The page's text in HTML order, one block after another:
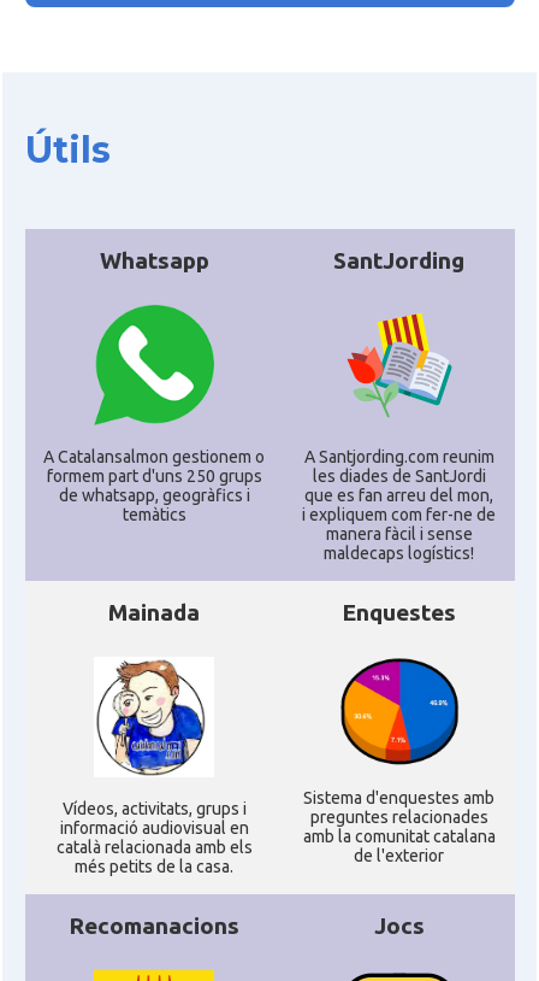
Útils
Whatsapp
A Catalansalmon gestionem o
formem part d'uns 250 grups
de whatsapp, geogràfics i
temàtics
SantJording
A Santjording.com reunim
les diades de SantJordi
que es fan arreu del mon,
i expliquem com fer-ne de
manera fàcil i sense
maldecaps logí­stics!
Mainada
Ví­deos, activitats, grups i
informació audiovisual en
català relacionada amb els
més petits de la casa.
Enquestes
Sistema d'enquestes amb
preguntes relacionades
amb la comunitat catalana
de l'exterior
Recomanacions Jocs